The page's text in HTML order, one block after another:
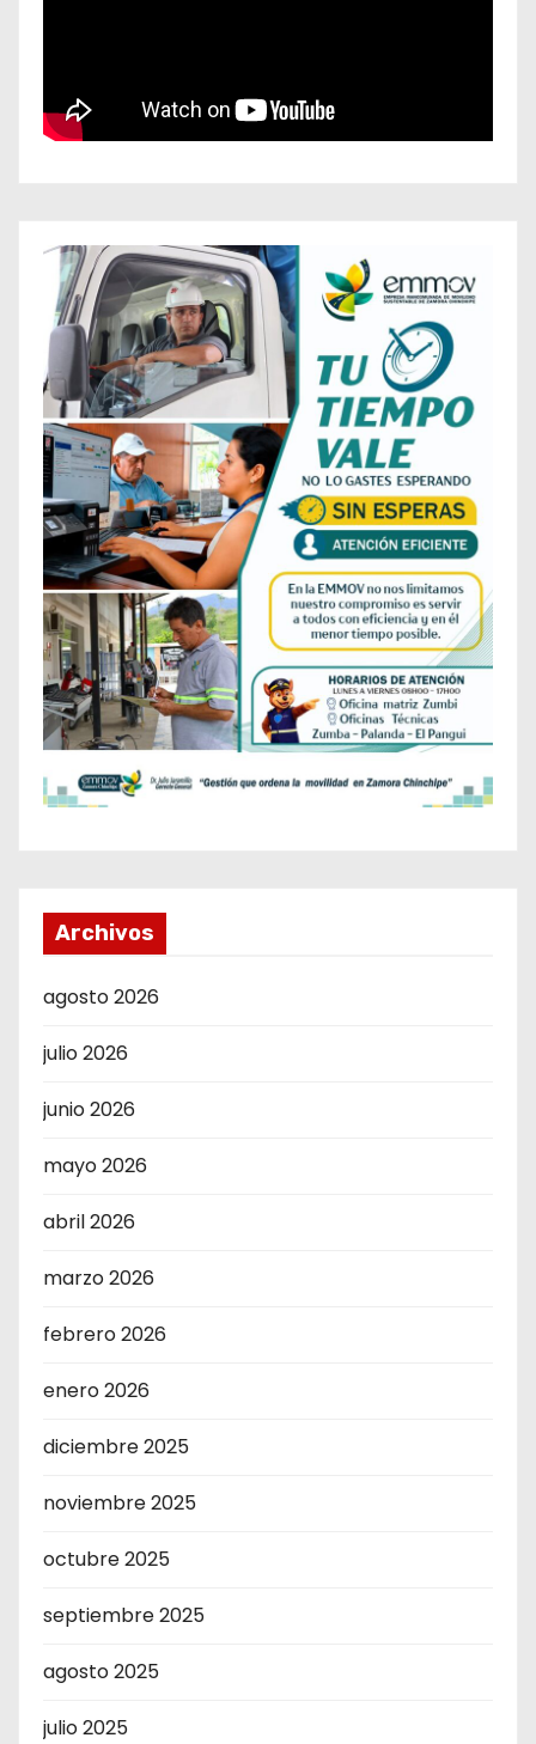
Archivos
agosto 2026
julio 2026
junio 2026
mayo 2026
abril 2026
marzo 2026
febrero 2026
enero 2026
diciembre 2025
noviembre 2025
octubre 2025
septiembre 2025
agosto 2025
julio 2025